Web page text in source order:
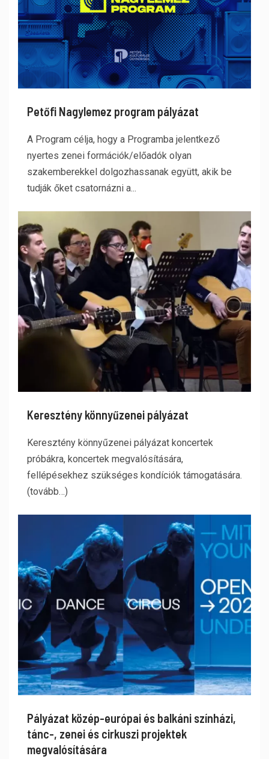
Petőfi Nagylemez program pályázat
A Program célja, hogy a Programba jelentkező
nyertes zenei formációk/előadók olyan
szakemberekkel dolgozhassanak együtt, akik be
tudják őket csatornázni a...
Keresztény könnyűzenei pályázat
Keresztény könnyűzenei pályázat koncertek
próbákra, koncertek megvalósítására,
fellépésekhez szükséges kondíciók támogatására.
(tovább…)
Pályázat közép-európai és balkáni színházi,
tánc-, zenei és cirkuszi projektek
megvalósítására